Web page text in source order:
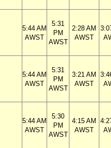
5:44 AM
AWST
5:31
PM
AWST
2:28 AM
AWST
5:44 AM
AWST
5:31
PM
AWST
3:21 AM
AWST
5:44 AM
AWST
5:30
PM
AWST
4:15 AM
AWST